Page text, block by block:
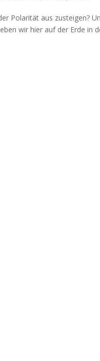
Polarität aus zusteigen?
wir hier auf der Erde in